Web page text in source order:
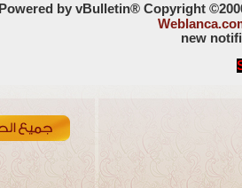
Powered by vBulletin® Copyright
new